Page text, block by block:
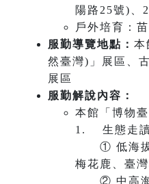
陽路25號)、
戶外培育：
服勤導覽地點： 本
然臺灣)」展區、
展區
服勤解說內容：
本館「博物
1. 生態走讀
① 低海拔+
梅花鹿、臺
② 中高海